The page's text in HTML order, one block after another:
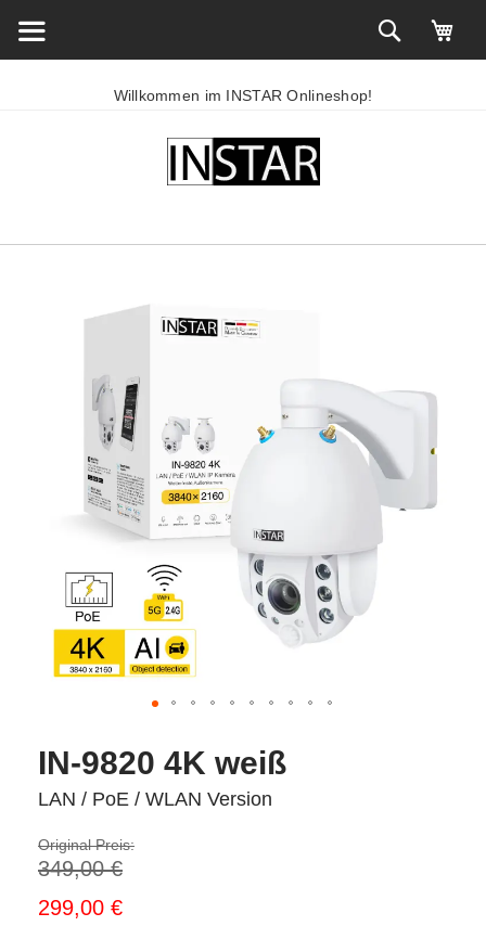
Willkommen im INSTAR Onlineshop!
IN-9820 4K weiß
LAN / PoE / WLAN Version
Original Preis:
349,00 €
Sonderpreis
299,00 €